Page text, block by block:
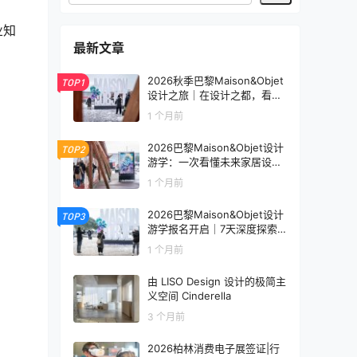
最新文章
TOP1
2026秋季巴黎Maison&Objet
设计之旅｜在设计之都，看见
未来生活的模样
1 个月前
TOP2
2026巴黎Maison&Objet设计
游学：一次看懂未来家居设计
趋势
1 个月前
TOP3
2026巴黎Maison&Objet设计
游学报名开启｜7天深度探索
全球家居设计趋势
1 个月前
由 LISO Design 设计的极简主
义空间 Cinderella
3 个月前
2026柏林消费电子展签证|行